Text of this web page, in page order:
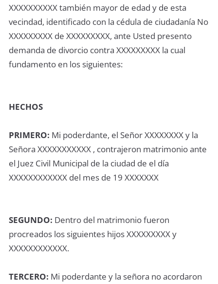
XXXXXXXXXX también mayor de edad y de esta
vecindad, identificado con la cédula de ciudadanía No
XXXXXXXXX de XXXXXXXXX, ante Usted presento
demanda de divorcio contra XXXXXXXXX la cual
fundamento en los siguientes:
HECHOS
PRIMERO: Mi poderdante, el Señor XXXXXXXX y la
Señora XXXXXXXXXXX , contrajeron matrimonio ante
el Juez Civil Municipal de la ciudad de el día
XXXXXXXXXXXX del mes de 19 XXXXXXX
SEGUNDO: Dentro del matrimonio fueron
procreados los siguientes hijos XXXXXXXXX y
XXXXXXXXXXXX.
TERCERO: Mi poderdante y la señora no acordaron